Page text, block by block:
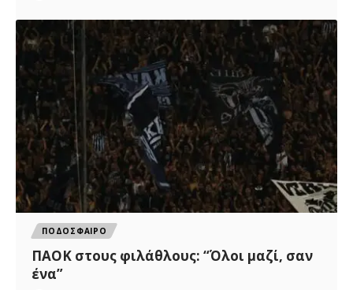
ΠΟΔΟΣΦΑΙΡΟ
ΠΑΟΚ στους φιλάθλους: “Όλοι μαζί, σαν
ένα”